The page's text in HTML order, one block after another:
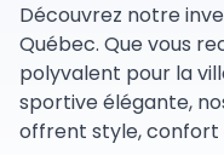
Découvrez notre
Québec. Que vous
polyvalent pour la
sportive élégante,
offrent style, confort